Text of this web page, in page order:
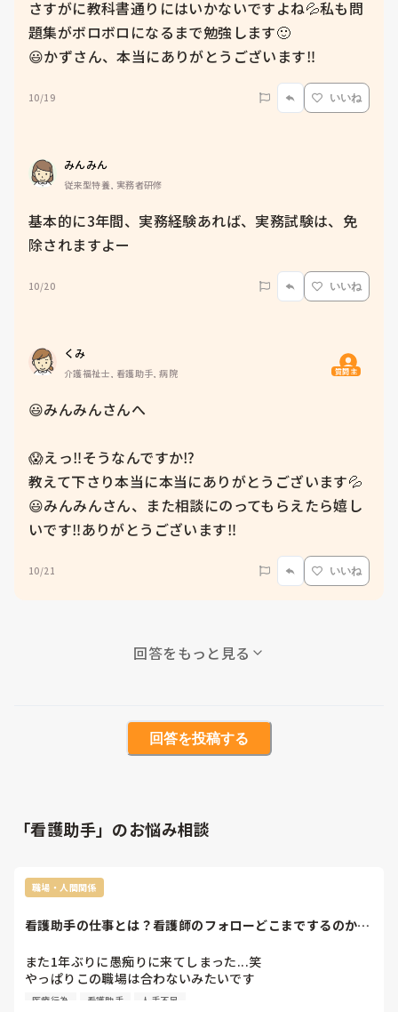
さすがに教科書通りにはいかないですよね💦私も問
題集がボロボロになるまで勉強します🙂
😃かずさん、本当にありがとうございます‼️
10/19 いいね
みんみん
従来型特養, 実務者研修
基本的に3年間、実務経験あれば、実務試験は、免
除されますよー
10/20 いいね
くみ
介護福祉士, 看護助手, 病院 質問主
😃みんみんさんへ
😱えっ‼️そうなんですか⁉️
教えて下さり本当に本当にありがとうございます💦
😃みんみんさん、また相談にのってもらえたら嬉し
いです‼️ありがとうございます‼️
10/21 いいね
回答をもっと見る
回答を投稿する
「看護助手」のお悩み相談
職場・人間関係
看護助手の仕事とは？看護師のフォローどこまでするのか教
また1年ぶりに愚痴りに来てしまった...笑
やっぱりこの職場は合わないみたいです
この1年でかなりの看護師さんが辞めてしわ寄せとして看護
医療行為 看護助手 人手不足